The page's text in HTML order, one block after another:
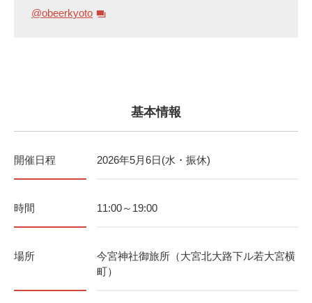
@obeerkyoto
基本情報
開催日程 2026年5月6日(水・振休)
時間 11:00～19:00
場所
今宮神社御旅所（大宮北大路下ル若大宮横
町）